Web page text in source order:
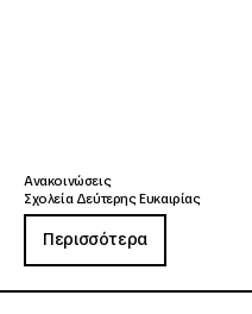
Ανακοινώσεις
Σχολεία Δεύτερης Ευκαιρίας
Περισσότερα